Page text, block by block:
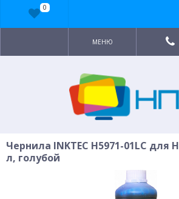
МЕНЮ
Чернила INKTEC H5971-01LC для
л, голубой
0